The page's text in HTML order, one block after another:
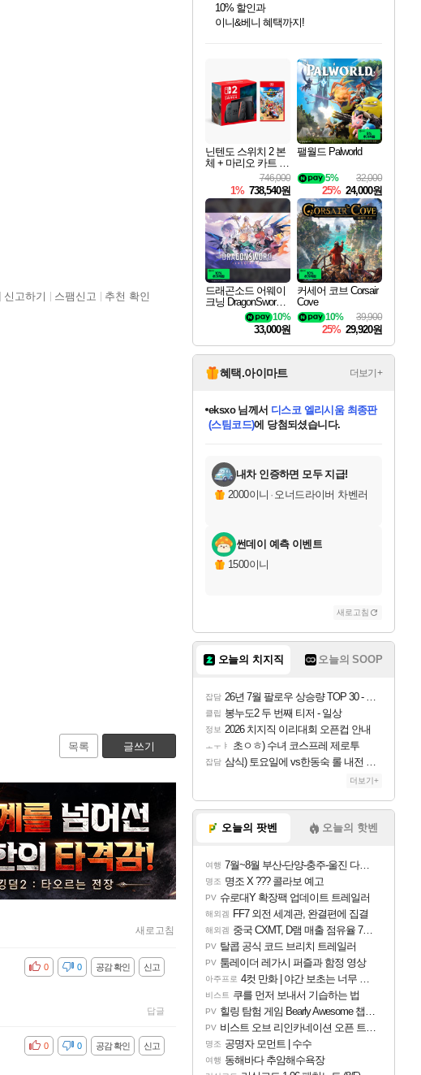
신고하기 스팸신고 추천 확인
목록 글쓰기
새로고침
신고
공감 확인
비공감 0
0
답글
신고
공감 확인
비공감 0
0
최대 90% 할인가를 만나보세요!
네이버혜택과 함께 만나보세요!
50%할인&추가 적립까지!
10% 할인과
이니&베니 혜택까지!
네이버 혜택가와 함께 예약하세요!
할인&네이버혜택으로 만나보세요!
네이버페이 혜택과 만나보세요!
40주년 프로모션으로 만나보세요!
네이버 포인트 혜택까지!
할인가에 만나보세요!
일부 에디션 상시 할인!
혜택으로 예약 판매 중
편안하게 충전하세요
닌텐도 스위치 2 본
체 + 마리오 카트 월
746,000
1% 738,540원
팰월드 Palworld
32,000
5%
25% 24,000원
드래곤소드 어웨이
크닝 DragonSword A
10%
33,000원
커세어 코브 Corsair
Cove
39,900
10%
25% 29,920원
혜택.아이마트 더보기+
당첨되셨습니다.
당첨되셨습니다.
eksxo님께서 디스코 엘리시움 최종판
(스팀코드)에 당첨되셨습니다.
당첨되셨습니다.
당첨되셨습니다.
에디션 (스팀코드)를 교환.
당첨되셨습니다.
당첨되셨습니다.
당첨되셨습니다.
당첨되셨습니다.
내차 인증하면 모두 지급!
2000이니 · 오너드라이버 차벤러
썬데이 예측 이벤트
1500이니
새로고침
오늘의 치지직 오늘의 SOOP
잡담 26년 7월 팔로우 상승량 TOP 30 - 월간 치지직
클립 봉누도2 두 번째 티저 - 일상
정보 2026 치지직 이리대회 오픈컵 안내
ㅗㅜㅑ 초ㅇㅎ) 수녀 코스프레 제로투
잡담 삼식) 토요일에 vs한동숙 롤 내전 예정
더보기+
오늘의 팟벤 오늘의 핫벤
여행 7월~8월 부산-단양-충주-울진 다녀왔어요~
명조 명조 X ??? 콜라보 예고
PV 슈로대Y 확장팩 업데이트 트레일러
해외겜 FF7 외전 세계관, 완결편에 집결
해외겜 중국 CXMT, D램 매출 점유율 7%…글로벌 4위로 부상
PV 탈콥 공식 코드 브리치 트레일러
PV 툼레이더 레가시 퍼즐과 함정 영상
아주프로 4컷 만화 | 야간 보초는 너무 힘들어
비스트 쿠를 먼저 보내서 기습하는 법
PV 힐링 탐험 게임 Bearly Awesome 챕터 1 트레일러
PV 비스트 오브 리인카네이션 오픈 트레일러
명조 공명자 모먼트 | 수수
여행 동해바다 추암해수욕장